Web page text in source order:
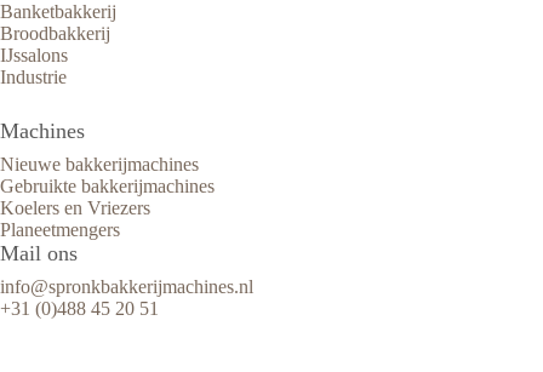
Banketbakkerij
Broodbakkerij
IJssalons
Industrie
Machines
Nieuwe bakkerijmachines
Gebruikte bakkerijmachines
Koelers en Vriezers
Planeetmengers
Mail ons
info@spronkbakkerijmachines.nl
+31 (0)488 45 20 51